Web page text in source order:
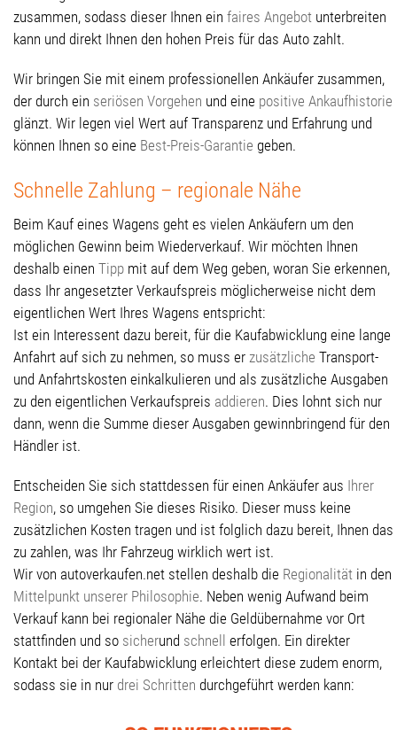
zusammen, sodass dieser Ihnen ein faires Angebot unterbreiten
kann und direkt Ihnen den hohen Preis für das Auto zahlt.
Wir bringen Sie mit einem professionellen Ankäufer zusammen,
der durch ein seriösen Vorgehen und eine positive Ankaufhistorie
glänzt. Wir legen viel Wert auf Transparenz und Erfahrung und
können Ihnen so eine Best-Preis-Garantie geben.
Schnelle Zahlung – regionale Nähe
Beim Kauf eines Wagens geht es vielen Ankäufern um den
möglichen Gewinn beim Wiederverkauf. Wir möchten Ihnen
deshalb einen Tipp mit auf dem Weg geben, woran Sie erkennen,
dass Ihr angesetzter Verkaufspreis möglicherweise nicht dem
eigentlichen Wert Ihres Wagens entspricht:
Ist ein Interessent dazu bereit, für die Kaufabwicklung eine lange
Anfahrt auf sich zu nehmen, so muss er zusätzliche Transport-
und Anfahrtskosten einkalkulieren und als zusätzliche Ausgaben
zu den eigentlichen Verkaufspreis addieren. Dies lohnt sich nur
dann, wenn die Summe dieser Ausgaben gewinnbringend für den
Händler ist.
Entscheiden Sie sich stattdessen für einen Ankäufer aus Ihrer
Region, so umgehen Sie dieses Risiko. Dieser muss keine
zusätzlichen Kosten tragen und ist folglich dazu bereit, Ihnen das
zu zahlen, was Ihr Fahrzeug wirklich wert ist.
Wir von autoverkaufen.net stellen deshalb die Regionalität in den
Mittelpunkt unserer Philosophie. Neben wenig Aufwand beim
Verkauf kann bei regionaler Nähe die Geldübernahme vor Ort
stattfinden und so sicherund schnell
erfolgen. Ein direkter
Kontakt bei der Kaufabwicklung erleichtert diese zudem enorm,
sodass sie in nur drei Schritten durchgeführt werden kann: